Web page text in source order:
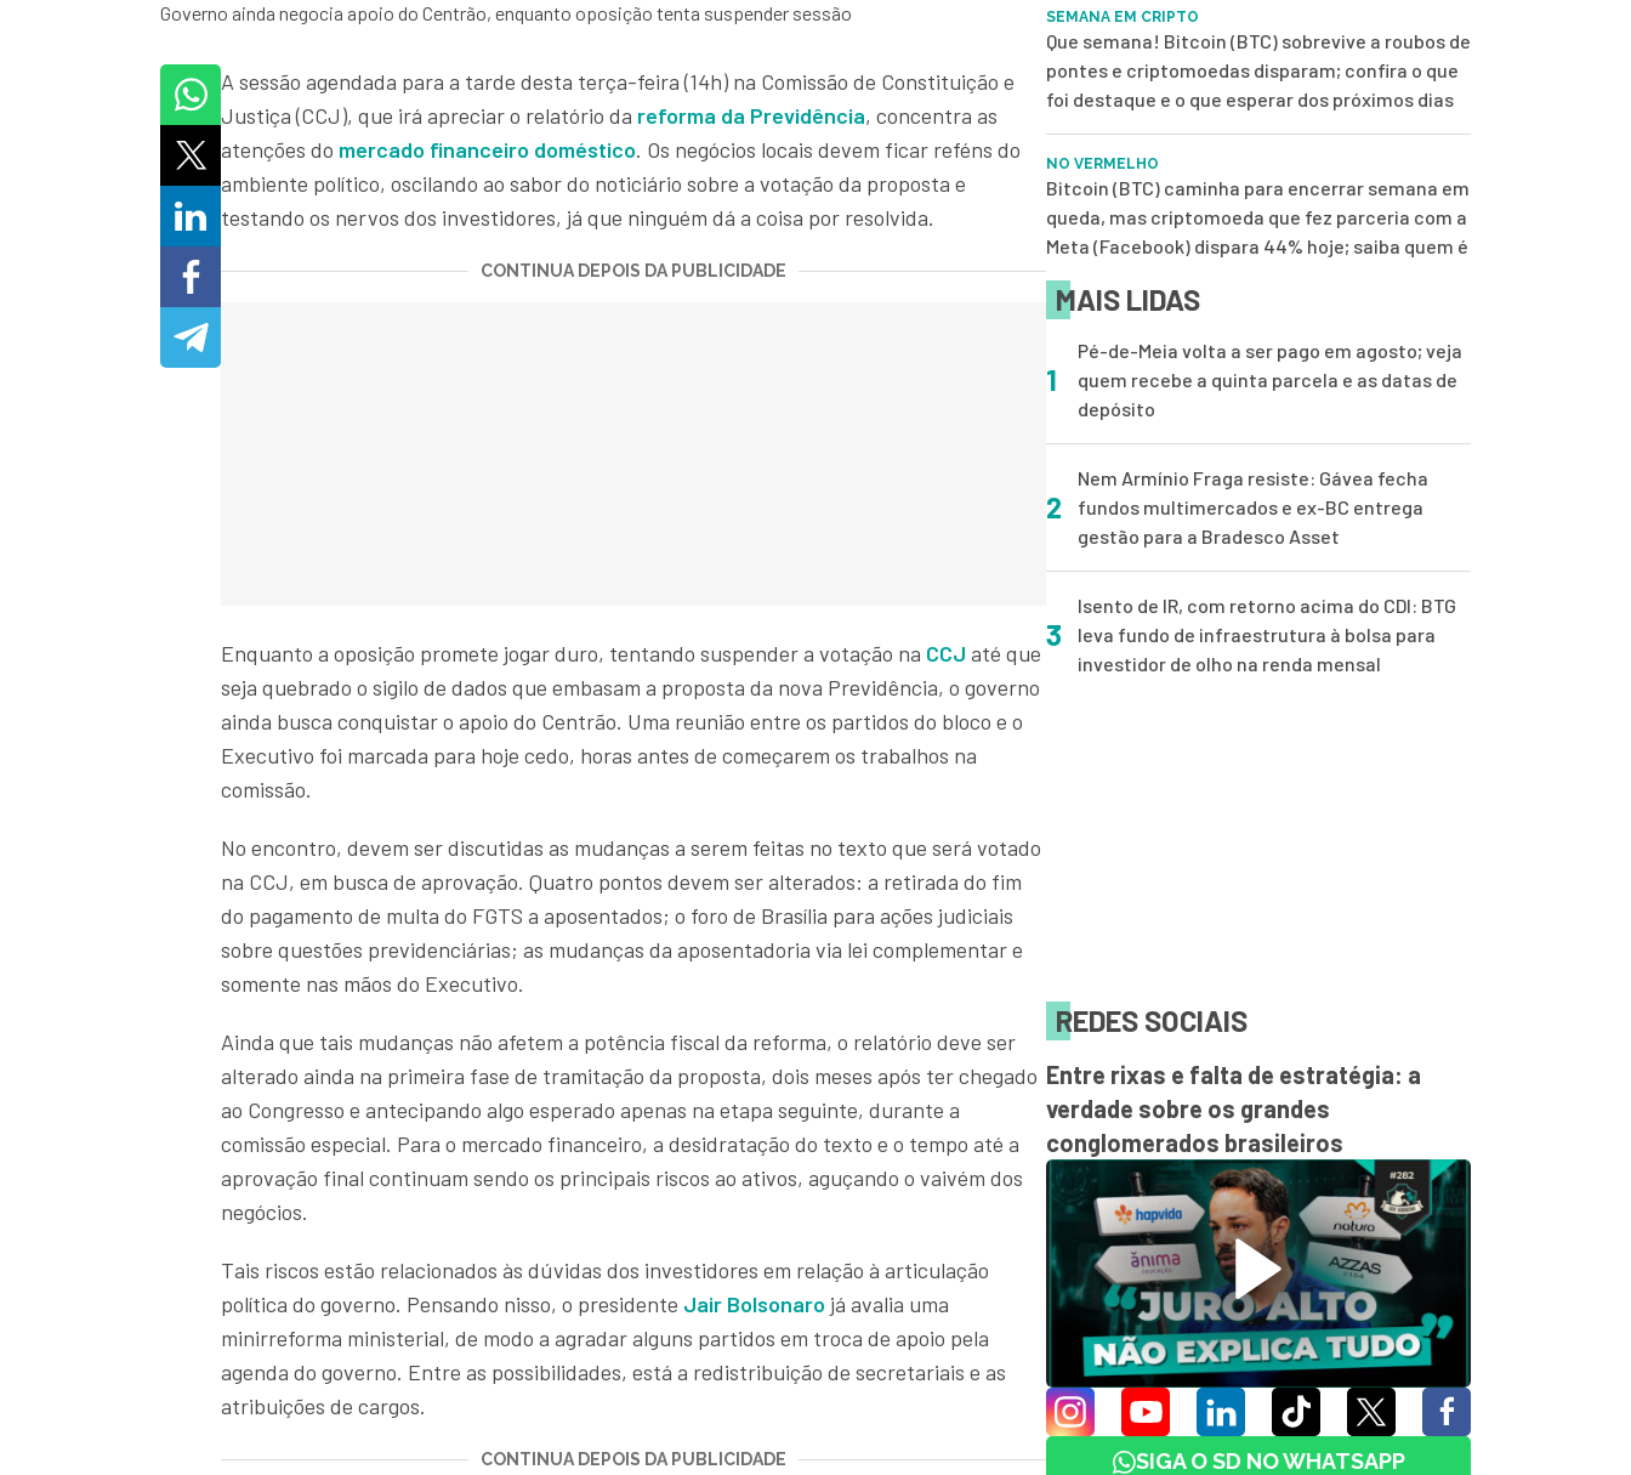
Governo ainda negocia apoio do Centrão, enquanto oposição tenta suspender sessão
A sessão agendada para a tarde desta terça-feira (14h) na Comissão de Constituição e
Justiça (CCJ), que irá apreciar o relatório da reforma da Previdência, concentra as
atenções do mercado financeiro doméstico. Os negócios locais devem ficar reféns do
ambiente político, oscilando ao sabor do noticiário sobre a votação da proposta e
testando os nervos dos investidores, já que ninguém dá a coisa por resolvida.
CONTINUA DEPOIS DA PUBLICIDADE
Enquanto a oposição promete jogar duro, tentando suspender a votação na CCJ até que
seja quebrado o sigilo de dados que embasam a proposta da nova Previdência, o governo
ainda busca conquistar o apoio do Centrão. Uma reunião entre os partidos do bloco e o
Executivo foi marcada para hoje cedo, horas antes de começarem os trabalhos na
comissão.
No encontro, devem ser discutidas as mudanças a serem feitas no texto que será votado
na CCJ, em busca de aprovação. Quatro pontos devem ser alterados: a retirada do fim
do pagamento de multa do FGTS a aposentados; o foro de Brasília para ações judiciais
sobre questões previdenciárias; as mudanças da aposentadoria via lei complementar e
somente nas mãos do Executivo.
Ainda que tais mudanças não afetem a potência fiscal da reforma, o relatório deve ser
alterado ainda na primeira fase de tramitação da proposta, dois meses após ter chegado
ao Congresso e antecipando algo esperado apenas na etapa seguinte, durante a
comissão especial. Para o mercado financeiro, a desidratação do texto e o tempo até a
aprovação final continuam sendo os principais riscos ao ativos, aguçando o vaivém dos
negócios.
Tais riscos estão relacionados às dúvidas dos investidores em relação à articulação
política do governo. Pensando nisso, o presidente Jair Bolsonaro já avalia uma
minirreforma ministerial, de modo a agradar alguns partidos em troca de apoio pela
agenda do governo. Entre as possibilidades, está a redistribuição de secretariais e as
atribuições de cargos.
CONTINUA DEPOIS DA PUBLICIDADE
SEMANA EM CRIPTO
Que semana! Bitcoin (BTC) sobrevive a roubos de
pontes e criptomoedas disparam; confira o que
foi destaque e o que esperar dos próximos dias
NO VERMELHO
Bitcoin (BTC) caminha para encerrar semana em
queda, mas criptomoeda que fez parceria com a
Meta (Facebook) dispara 44% hoje; saiba quem é
MAIS LIDAS
1
Pé-de-Meia volta a ser pago em agosto; veja
quem recebe a quinta parcela e as datas de
depósito
2
Nem Armínio Fraga resiste: Gávea fecha
fundos multimercados e ex-BC entrega
gestão para a Bradesco Asset
3
Isento de IR, com retorno acima do CDI: BTG
leva fundo de infraestrutura à bolsa para
investidor de olho na renda mensal
REDES SOCIAIS
Entre rixas e falta de estratégia: a
verdade sobre os grandes
conglomerados brasileiros
SIGA O SD NO WHATSAPP